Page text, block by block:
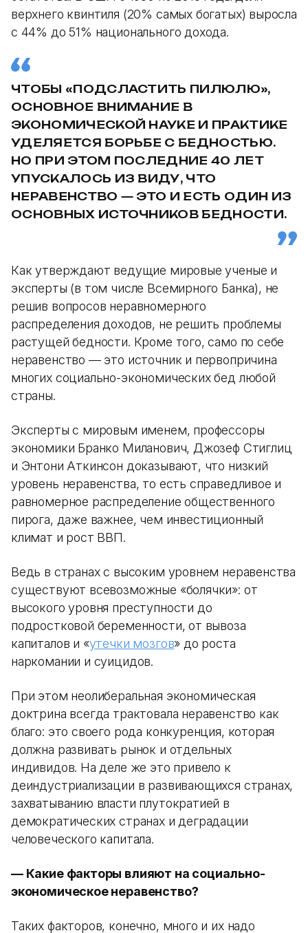
верхнего квинтиля (20% самых богатых) выросла
с 44% до 51% национального дохода.
ЧТОБЫ «ПОДСЛАСТИТЬ ПИЛЮЛЮ»,
ОСНОВНОЕ ВНИМАНИЕ В
ЭКОНОМИЧЕСКОЙ НАУКЕ И ПРАКТИКЕ
УДЕЛЯЕТСЯ БОРЬБЕ С БЕДНОСТЬЮ.
НО ПРИ ЭТОМ ПОСЛЕДНИЕ 40 ЛЕТ
УПУСКАЛОСЬ ИЗ ВИДУ, ЧТО
НЕРАВЕНСТВО — ЭТО И ЕСТЬ ОДИН ИЗ
ОСНОВНЫХ ИСТОЧНИКОВ БЕДНОСТИ.
Как утверждают ведущие мировые ученые и
эксперты (в том числе Всемирного Банка), не
решив вопросов неравномерного
распределения доходов, не решить проблемы
растущей бедности. Кроме того, само по себе
неравенство — это источник и первопричина
многих социально-экономических бед любой
страны.
Эксперты с мировым именем, профессоры
экономики Бранко Миланович, Джозеф Стиглиц
и Энтони Аткинсон доказывают, что низкий
уровень неравенства, то есть справедливое и
равномерное распределение общественного
пирога, даже важнее, чем инвестиционный
климат и рост ВВП.
Ведь в странах с высоким уровнем неравенства
существуют всевозможные «болячки»: от
высокого уровня преступности до
подростковой беременности, от вывоза
капиталов и «утечки мозгов» до роста
наркомании и суицидов.
При этом неолиберальная экономическая
доктрина всегда трактовала неравенство как
благо: это своего рода конкуренция, которая
должна развивать рынок и отдельных
индивидов. На деле же это привело к
деиндустриализации в развивающихся странах,
захватыванию власти плутократией в
демократических странах и деградации
человеческого капитала.
— Какие факторы влияют на социально-
экономическое неравенство?
Таких факторов, конечно, много и их надо